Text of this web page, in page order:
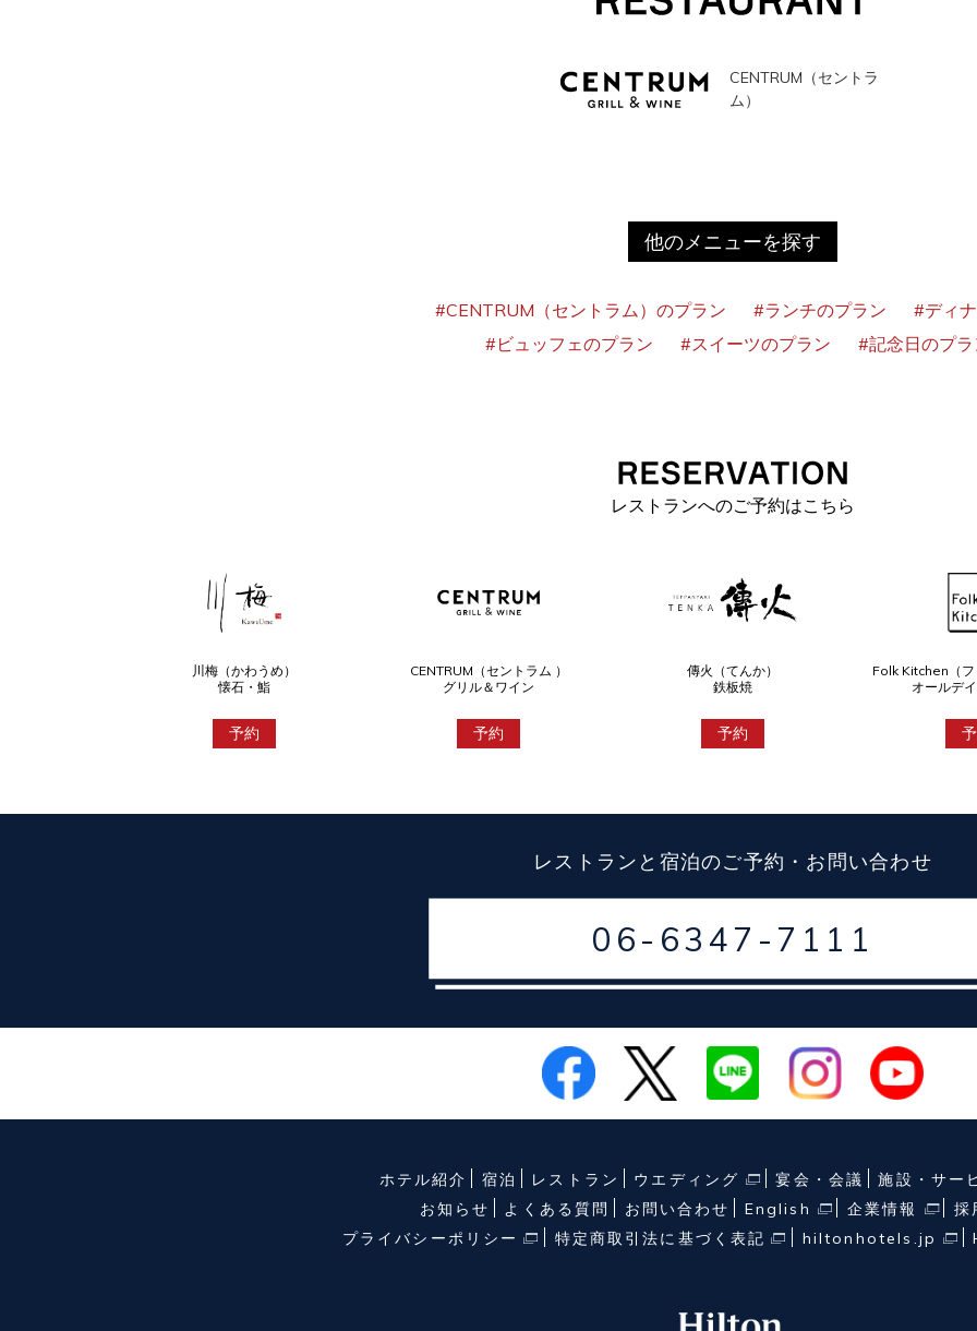
CENTRUM（セントラ
ム）
他のメニューを探す
#CENTRUM（セントラム）のプラン #ランチのプラン
#ディ
#ビュッフェのプラン
#スイーツのプラン #記念日のプラ
レストランへのご予約はこちら
川梅（かわうめ）
懐石・鮨
予約
CENTRUM（セントラム ）
グリル＆ワイン
予約
傳火（てんか）
鉄板焼
予約
Folk Kitchen（フ
オールデ
レストランと宿泊のご予約・お問い合わせ
06-6347-7111
ホテル紹介 宿泊 レストラン ウエディング 宴会・会議 施設・サー
お知らせ
よくある質問 お問い合わせ English 企業情報
採
プライバシーポリシー
特定商取引法に基づく表記 hiltonhotels.jp